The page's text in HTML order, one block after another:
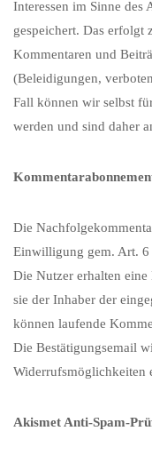
Interessen im Sinne
gespeichert. Das erfolgt
Kommentaren und
(Beleidigungen,
Fall können wir selbst
werden und sind daher
Die
Einwilligung gem. Art. 6
Die Nutzer erhalten
sie der Inhaber der
können laufende
Die Bestätigungsemail
Widerrufsmöglichkeiten
Akismet Anti-Spam-